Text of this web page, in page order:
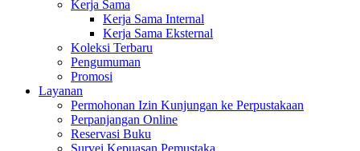
Kerja Sama
Kerja Sama Internal
Kerja Sama Eksternal
Koleksi Terbaru
Pengumuman
Promosi
Layanan
Permohonan Izin Kunjungan ke Perpustakaan
Perpanjangan Online
Reservasi Buku
Survei Kepuasan Pemustaka